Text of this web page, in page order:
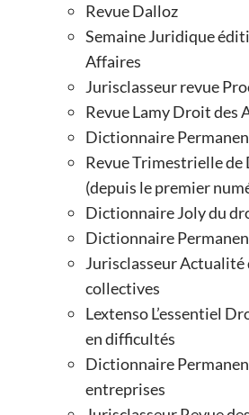
Revue Dalloz
Semaine Juridique
Affaires
Jurisclasseur revue
Revue Lamy Droit des
Dictionnaire
Revue Trimestrielle
(depuis le premier
Dictionnaire Joly du
Dictionnaire
Jurisclasseur Actualité
collectives
Lextenso L’essentiel
en difficultés
Dictionnaire
entreprises